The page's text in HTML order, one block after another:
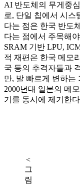
AI 반도체의 무게중
로, 단일 칩에서 시스
다는 점은 한국 반도
다는 점에서 주목해
SRAM 기반 LPU,
적 재편은 한국 메모
국 등의 추격자들과
만, 발 빠르게 변하는
2000년대 일본의 메
기를 동시에 제기한
<
그
림